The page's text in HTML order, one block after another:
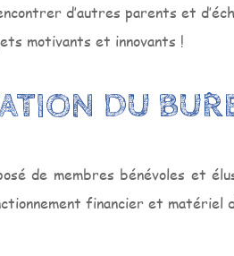
d’autres parents et
motivants et innovants !
DU
de membres bénévoles et
financier et matériel